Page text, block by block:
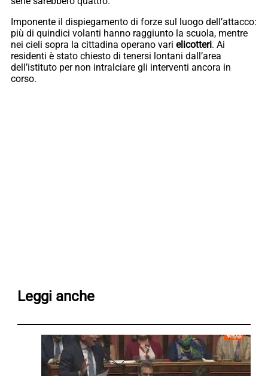
Imponente il dispiegamento di forze sul luogo dell’attacco:
più di quindici volanti hanno raggiunto la scuola, mentre
nei cieli sopra la cittadina operano vari elicotteri. Ai
residenti è stato chiesto di tenersi lontani dall’area
dell’istituto per non intralciare gli interventi ancora in
corso.
Leggi anche